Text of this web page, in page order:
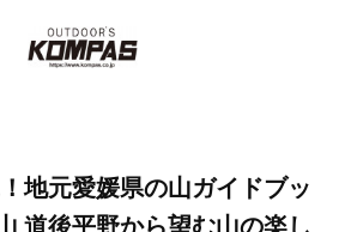
地元愛媛県の山ガイドブッ
道後平野から望む山の楽し